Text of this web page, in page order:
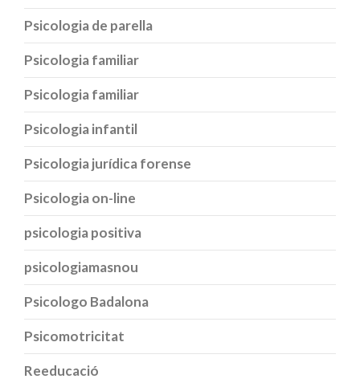
Psicologia de parella
Psicologia familiar
Psicologia familiar
Psicologia infantil
Psicologia jurídica forense
Psicologia on-line
psicologia positiva
psicologiamasnou
Psicologo Badalona
Psicomotricitat
Reeducació